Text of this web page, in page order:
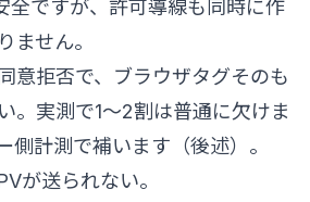
全ですが、許可導線も同時に作
ません。
意拒否で、ブラウザタグそのも
。実測で1〜2割は普通に欠けま
側計測で補います（後述）。
が送られない。